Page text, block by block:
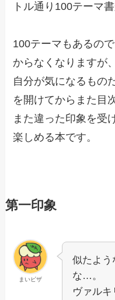
トル通り100テーマ
100テーマもあるの
からなくなりますが、
自分が気になるもの
を開けてからまた目
また違った印象を受
楽しめる本です。
第一印象
まいピザ
似たよう
な…。
ヴァルキ